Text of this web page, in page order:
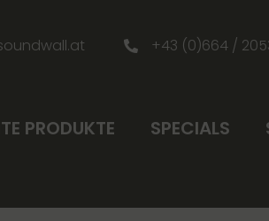
+43 (0)664 /
PRODUKTE SPECIALS